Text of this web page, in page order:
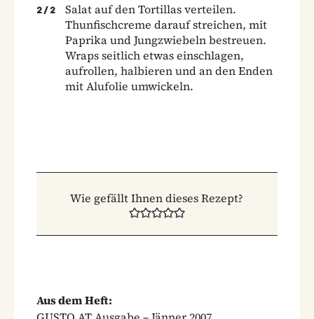
2 / 2
Salat auf den Tortillas verteilen.
Thunfischcreme darauf streichen, mit
Paprika und Jungzwiebeln bestreuen.
Wraps seitlich etwas einschlagen,
aufrollen, halbieren und an den Enden
mit Alufolie umwickeln.
Wie gefällt Ihnen dieses Rezept?
Aus dem Heft: